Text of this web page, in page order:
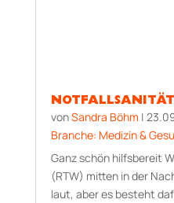
vonSandra Böhm |
Branche: Medizin &
Ganz schön hilfsbereit
(RTW) mitten in der
laut, aber es besteht